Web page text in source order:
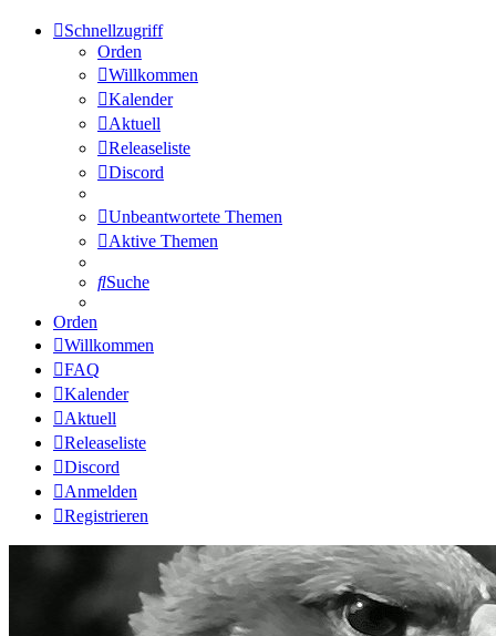
Schnellzugriff
Orden
Willkommen
Kalender
Aktuell
Releaseliste
Discord
Unbeantwortete Themen
Aktive Themen
Suche
Orden
Willkommen
FAQ
Kalender
Aktuell
Releaseliste
Discord
Anmelden
Registrieren